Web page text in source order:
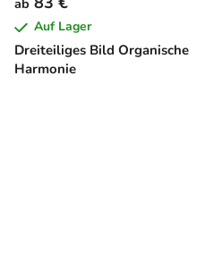
Dreiteiliges Bild Organische
Harmonie
ab
Auf Lager